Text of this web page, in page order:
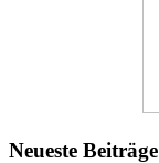
Neueste Beiträge